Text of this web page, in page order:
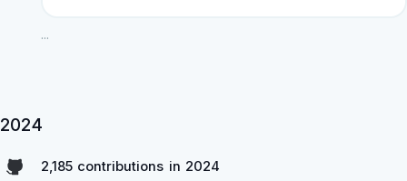
...
2024
2,185 contributions in 2024